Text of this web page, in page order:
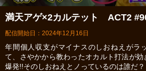
満天アゲ×2カルテット ACT2
配信開始日：2024年12月16日
年間個人収支がマイナスのしおねえがラ
て、さやかから教わったオカルト打法が
爆発!!そのしおねえとノっているのは誰だ？